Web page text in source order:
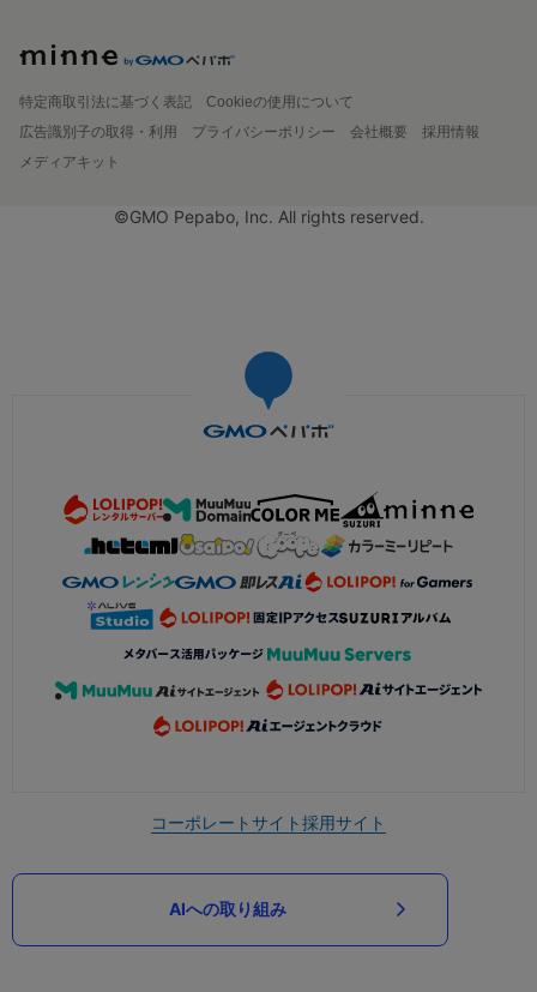
特定商取引法に基づく表記
Cookieの使用について
広告識別子の取得・利用
プライバシーポリシー 会社概要
採用情報
メディアキット
©GMO Pepabo, Inc. All rights reserved.
コーポレートサイト採用サイト
AIへの取り組み